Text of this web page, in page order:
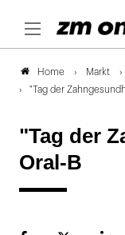
Home Markt
"Tag der
"Tag der
Oral-B